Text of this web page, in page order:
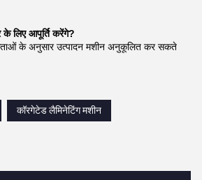
लिए आपूर्ति करेंगे?
के अनुसार उत्पादन मशीन अनुकूलित कर सकते
कॉरगेटेड लैमिनेटिंग मशीन